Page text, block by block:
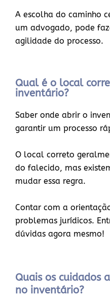
A escolha do caminho
um advogado, pode
agilidade do processo.
Qual é o local
inventário?
Saber onde abrir o
garantir um processo
O local correto
do falecido, mas
mudar essa regra.
Contar com a
problemas jurídicos.
dúvidas agora mesmo!
Quais os cuidados
no inventário?